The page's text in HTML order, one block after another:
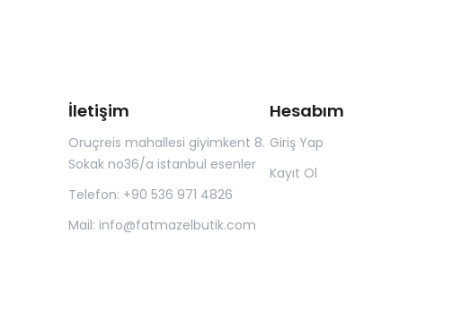
İletişim
Oruçreis mahallesi giyimkent 8.
Sokak no36/a istanbul esenler
Telefon: +90 536 971 4826
Mail: info@fatmazelbutik.com
Hesabım
Giriş Yap
Kayıt Ol